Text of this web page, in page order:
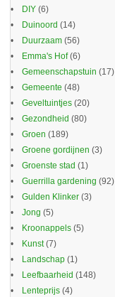
DIY (6)
Duinoord (14)
Duurzaam (56)
Emma's Hof(6)
Gemeenschapstuin (17)
Gemeente (48)
Geveltuintjes (20)
Gezondheid (80)
Groen (189)
Groene gordijnen (3)
Groenste stad (1)
Guerrilla gardening (92)
Gulden Klinker (3)
Jong (5)
Kroonappels (5)
Kunst(7)
Landschap (1)
Leefbaarheid (148)
Lenteprijs (4)